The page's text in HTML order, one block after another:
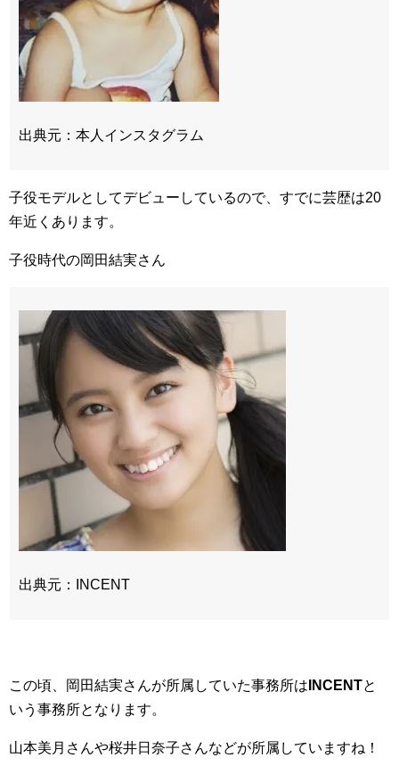
出典元：本人インスタグラム
子役モデルとしてデビューしているので、すでに芸歴は20
年近くあります。
子役時代の岡田結実さん
出典元：INCENT
この頃、岡田結実さんが所属していた事務所は INCENTと
いう事務所となります。
山本美月さんや桜井日奈子さんなどが所属していますね！